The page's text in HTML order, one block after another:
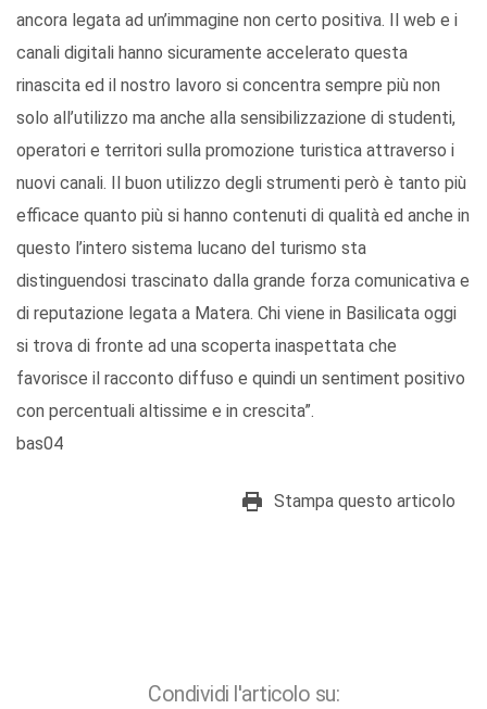
ancora legata ad un’immagine non certo positiva. Il web e i
canali digitali hanno sicuramente accelerato questa
rinascita ed il nostro lavoro si concentra sempre più non
solo all’utilizzo ma anche alla sensibilizzazione di studenti,
operatori e territori sulla promozione turistica attraverso i
nuovi canali. Il buon utilizzo degli strumenti però è tanto più
efficace quanto più si hanno contenuti di qualità ed anche in
questo l’intero sistema lucano del turismo sta
distinguendosi trascinato dalla grande forza comunicativa e
di reputazione legata a Matera. Chi viene in Basilicata oggi
si trova di fronte ad una scoperta inaspettata che
favorisce il racconto diffuso e quindi un sentiment positivo
con percentuali altissime e in crescita”.
bas04
Stampa questo articolo
Condividi l'articolo su: